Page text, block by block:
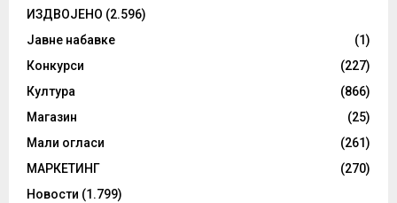
ИЗДВОЈЕНО (2.596)
Јавне набавке
(1)
Конкурси
(227)
Култура
(866)
Магазин
(25)
Мали огласи
(261)
МАРКЕТИНГ
(270)
Новости (1.799)